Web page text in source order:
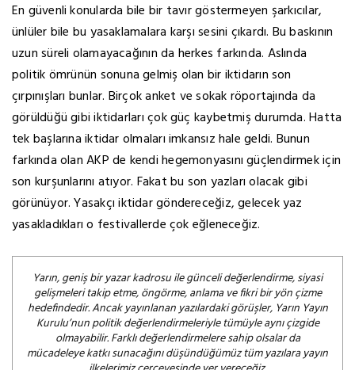
En güvenli konularda bile bir tavır göstermeyen şarkıcılar,
ünlüler bile bu yasaklamalara karşı sesini çıkardı. Bu baskının
uzun süreli olamayacağının da herkes farkında. Aslında
politik ömrünün sonuna gelmiş olan bir iktidarın son
çırpınışları bunlar. Birçok anket ve sokak röportajında da
görüldüğü gibi iktidarları çok güç kaybetmiş durumda. Hatta
tek başlarına iktidar olmaları imkansız hale geldi. Bunun
farkında olan AKP de kendi hegemonyasını güçlendirmek için
son kurşunlarını atıyor. Fakat bu son yazları olacak gibi
görünüyor. Yasakçı iktidar göndereceğiz, gelecek yaz
yasakladıkları o festivallerde çok eğleneceğiz.
Yarın, geniş bir yazar kadrosu ile günceli değerlendirme, siyasi
gelişmeleri takip etme, öngörme, anlama ve fikri bir yön çizme
hedefindedir. Ancak yayınlanan yazılardaki görüşler, Yarın Yayın
Kurulu’nun politik değerlendirmeleriyle tümüyle aynı çizgide
olmayabilir. Farklı değerlendirmelere sahip olsalar da
mücadeleye katkı sunacağını düşündüğümüz tüm yazılara yayın